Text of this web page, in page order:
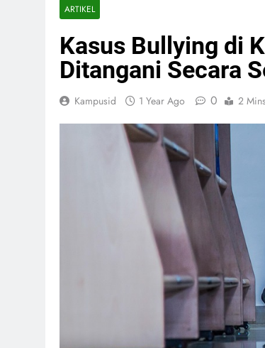
ARTIKEL
Kasus Bullying di
Ditangani Secara
Kampusid 1 Year Ago 0 2 Mins